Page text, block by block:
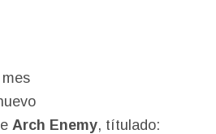
Arch Enemy, títulado: